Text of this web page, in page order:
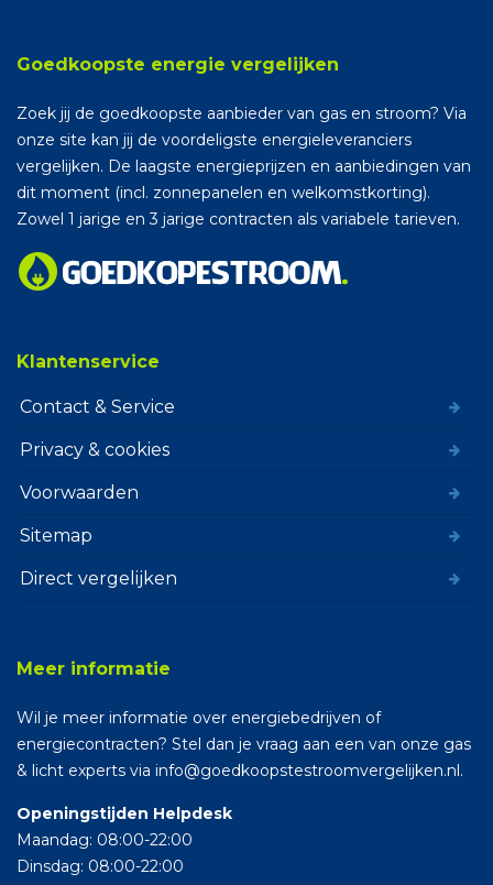
Goedkoopste energie vergelijken
Zoek jij de goedkoopste aanbieder van gas en stroom? Via
onze site kan jij de voordeligste energieleveranciers
vergelijken. De laagste energieprijzen en aanbiedingen van
dit moment (incl. zonnepanelen en welkomstkorting).
Zowel 1 jarige en 3 jarige contracten als variabele tarieven.
Klantenservice
Contact & Service
Privacy & cookies
Voorwaarden
Sitemap
Direct vergelijken
Meer informatie
Wil je meer informatie over energiebedrijven of
energiecontracten? Stel dan je vraag aan een van onze gas
& licht experts via info@goedkoopstestroomvergelijken.nl.
Openingstijden Helpdesk
Maandag: 08:00-22:00
Dinsdag: 08:00-22:00